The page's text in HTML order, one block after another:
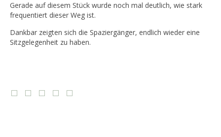
Gerade auf diesem Stück wurde noch mal deutlich, wie stark
frequentiert dieser Weg ist.
Dankbar zeigten sich die Spaziergänger, endlich wieder eine
Sitzgelegenheit zu haben.